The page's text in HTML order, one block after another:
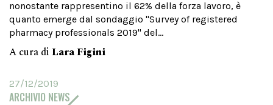
nonostante rappresentino il 62% della forza lavoro, è
quanto emerge dal sondaggio "Survey of registered
pharmacy professionals 2019" del...
A cura di Lara Figini
27/12/2019
ARCHIVIO NEWS